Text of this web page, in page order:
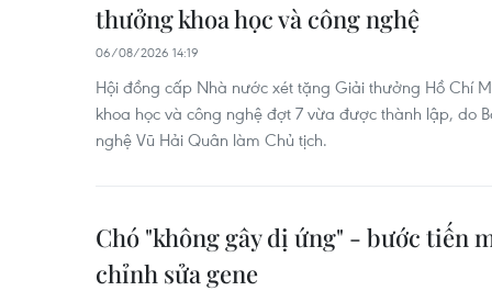
thưởng khoa học và công nghệ
06/08/2026 14:19
Hội đồng cấp Nhà nước xét tặng Giải thưởng Hồ Chí
khoa học và công nghệ đợt 7 vừa được thành lập, do
nghệ Vũ Hải Quân làm Chủ tịch.
Chó "không gây dị ứng" - bước tiến
chỉnh sửa gene